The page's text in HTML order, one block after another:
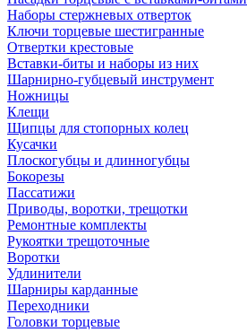
Наборы стержневых отверток
Ключи торцевые шестигранные
Отвертки крестовые
Вставки-биты и наборы из них
Шарнирно-губцевый инструмент
Ножницы
Клещи
Щипцы для стопорных колец
Кусачки
Плоскогубцы и длинногубцы
Бокорезы
Пассатижи
Приводы, воротки, трещотки
Ремонтные комплекты
Рукоятки трещоточные
Воротки
Удлинители
Шарниры карданные
Переходники
Головки торцевые